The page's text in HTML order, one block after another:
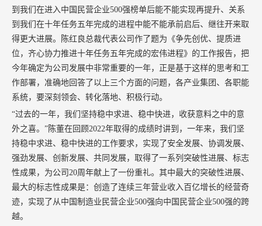
到我们在进入中国民营企业500强榜单后能不能实现再提升、关系
到我们在十年任务五年完成的进程中能不能承前启后、继往开来取
得更大进展。陈红良总裁代表公司作了题为《争先创优、提质进
位，齐心协力推进十年任务五年完成的宏伟进程》的工作报告，把
今年确定为公司发展中非常重要的一年，正是基于这样的思考和工
作部署，准确地回答了以上三个方面的问题，各产业集团、各职能
系统，要深刻领会、转化落地、积极行动。
“过去的一年，我们坚持稳中求进、稳中快进，收获意料之中的意
外之喜。”陈董在回顾2022年取得的成绩时讲到，一年来，我们坚
持稳中求进、稳中快进的工作要求，实现了安全发展、协调发展、
强劲发展、创新发展、共同发展，取得了一系列突破性进展、标志
性成果，为公司20周年献上了一份重礼。其中最大的突破性进展、
最大的标志性成果是：创造了连续三年营业收入百亿增长的经营奇
迹，实现了从中国制造业民营企业500强向中国民营企业500强的跨
越。